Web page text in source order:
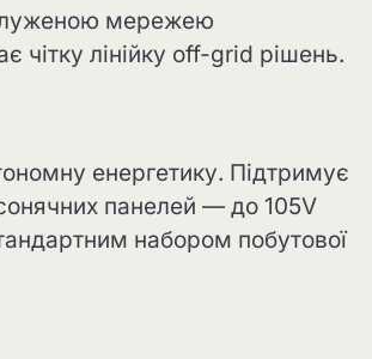
мережею
чітку лінійку off-grid рішень.
енергетику. Підтримує
панелей — до 105V
набором побутової